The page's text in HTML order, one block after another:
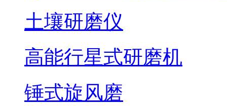
土壤研磨仪
高能行星式研磨机
锤式旋风磨